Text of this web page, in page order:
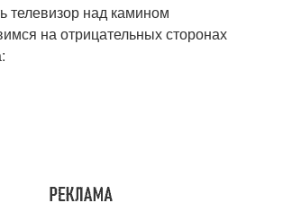
телевизор над камином
на отрицательных сторонах